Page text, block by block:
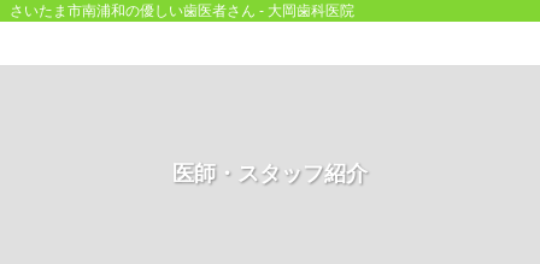
さいたま市南浦和の優しい歯医者さん - 大岡歯科医院
医師・スタッフ紹介